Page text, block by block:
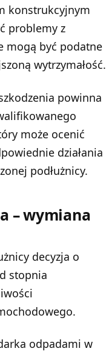
konstrukcyjnym
problemy z
mogą być podatne
wytrzymałość.
powinna
może ocenić
działania
podłużnicy.
– wymiana
decyzja o
stopnia
odpadami w